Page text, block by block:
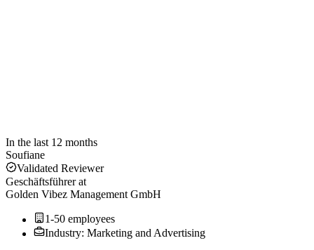
In the last 12 months
Soufiane
Validated Reviewer
Geschäftsführerat
Golden Vibez Management GmbH
1-50 employees
Industry: Marketing and Advertising